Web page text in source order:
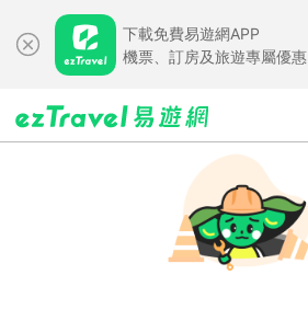
下載免費易遊網APP
機票、訂房及旅遊專屬優惠